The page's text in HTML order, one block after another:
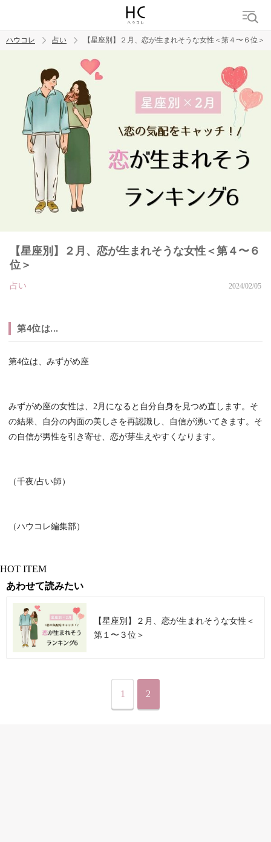
トレンド ワード
ハウコレ 占い 【星座別】２月、恋が生まれそうな女性＜第４〜６位＞
【星座別】２月、恋が生まれそうな女性＜第４〜６
位＞
占い 2024/02/05
第4位は...
第4位は、みずがめ座
みずがめ座の女性は、2月になると自分自身を見つめ直します。そ
の結果、自分の内面の美しさを再認識し、自信が湧いてきます。そ
の自信が男性を引き寄せ、恋が芽生えやすくなります。
（千夜/占い師）
（ハウコレ編集部）
HOT ITEM
あわせて読みたい
【星座別】２月、恋が生まれそうな女性＜
第１〜３位＞
1 2